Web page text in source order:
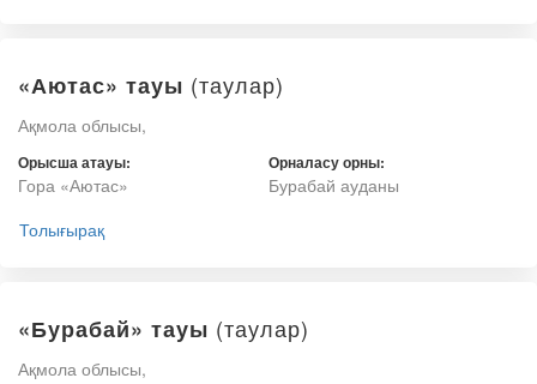
«Аютас» тауы (таулар)
Ақмола облысы,
Орысша атауы:
Гора «Аютас»
Орналасу орны:
Бурабай ауданы
Толығырақ
«Бурабай» тауы (таулар)
Ақмола облысы,